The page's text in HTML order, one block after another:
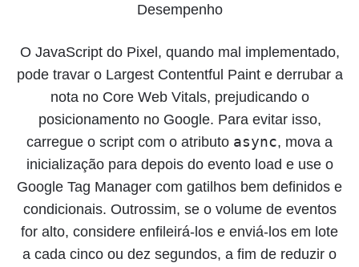
Desempenho
O JavaScript do Pixel, quando mal implementado,
pode travar o Largest Contentful Paint e derrubar a
nota no Core Web Vitals, prejudicando o
posicionamento no Google. Para evitar isso,
carregue o script com o atributo async, mova a
inicialização para depois do evento load e use o
Google Tag Manager com gatilhos bem definidos e
condicionais. Outrossim, se o volume de eventos
for alto, considere enfileirá-los e enviá-los em lote
a cada cinco ou dez segundos, a fim de reduzir o